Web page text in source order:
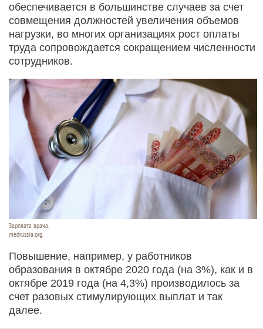
обеспечивается в большинстве случаев за счет
совмещения должностей увеличения объемов
нагрузки, во многих организациях рост оплаты
труда сопровождается сокращением численности
сотрудников.
Зарплата врача.
medrussia.org.
Повышение, например, у работников
образования в октябре 2020 года (на 3%), как и в
октябре 2019 года (на 4,3%) производилось за
счет разовых стимулирующих выплат и так
далее.